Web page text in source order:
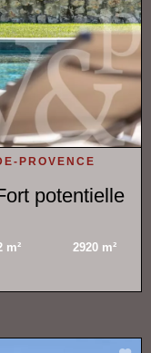
PROVENCE
potentielle
m² 2920 m²